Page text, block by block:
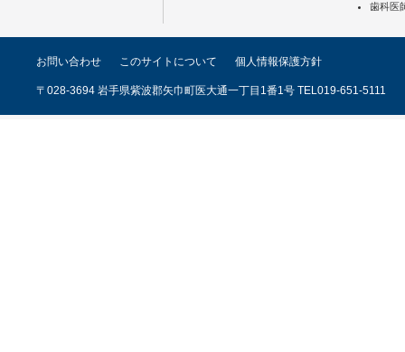
歯科医
お問い合わせ このサイトについて 個人情報保護方針
〒028-3694 岩手県紫波郡矢巾町医大通一丁目1番1号 TEL019-651-5111